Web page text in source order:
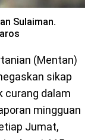
Sulaiman.
(Mentan)
sikap
curang dalam
mingguan
Jumat,